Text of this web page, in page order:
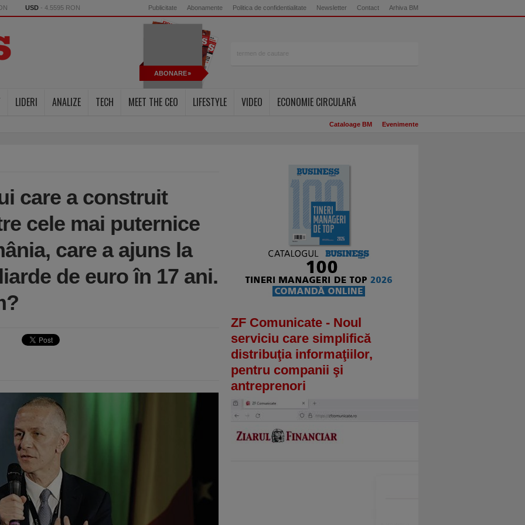
USD - 4.5595 RON Publicitate Abonamente Politica de confidentialitate Newsletter Contact Arhiva BM
ABONARE
LIDERI ANALIZE TECH MEET THE CEO LIFESTYLE VIDEO ECONOMIE CIRCULARĂ
Cataloage BM Evenimente
care a construit
cele mai puternice
care a ajuns la
de euro în 17 ani.
ZF Comunicate - Noul
serviciu care simplifică
distribuţia informaţiilor,
pentru companii şi
antreprenori